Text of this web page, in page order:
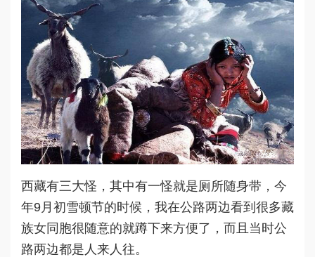
西藏有三大怪，其中有一怪就是厕所随身带，今
年9月初雪顿节的时候，我在公路两边看到很多藏
族女同胞很随意的就蹲下来方便了，而且当时公
路两边都是人来人往。